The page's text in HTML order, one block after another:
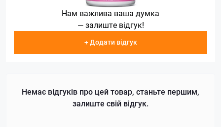
Нам важлива ваша думка
— залиште відгук!
+ Додати відгук
Немає відгуків про цей товар, станьте першим,
залиште свій відгук.